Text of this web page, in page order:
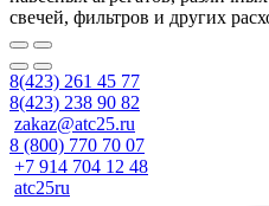
свечей, фильтров и других
8(423) 261 45 77
8(423) 238 90 82
zakaz@atc25.ru
8 (800) 770 70 07
+7 914 704 12 48
atc25ru